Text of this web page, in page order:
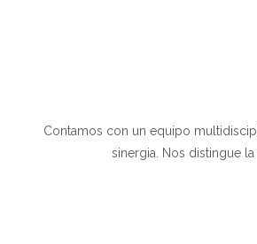
Contamos con un equipo
sinergia. Nos distingue